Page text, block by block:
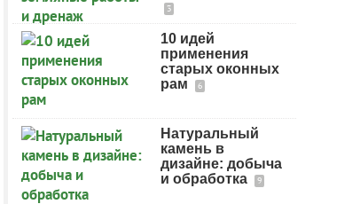
3
10 идей
применения
старых оконных
рам
6
Натуральный
камень в
дизайне: добыча
и обработка
9